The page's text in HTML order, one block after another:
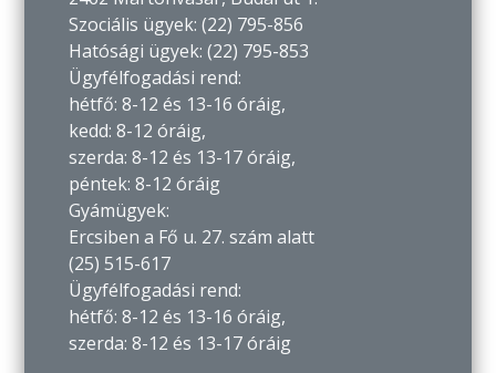
Szociális ügyek: (22) 795-856
Hatósági ügyek: (22) 795-853
Ügyfélfogadási rend:
hétfő: 8-12 és 13-16 óráig,
kedd: 8-12 óráig,
szerda: 8-12 és 13-17 óráig,
péntek: 8-12 óráig
Gyámügyek:
Ercsiben a Fő u. 27. szám alatt
(25) 515-617
Ügyfélfogadási rend:
hétfő: 8-12 és 13-16 óráig,
szerda: 8-12 és 13-17 óráig